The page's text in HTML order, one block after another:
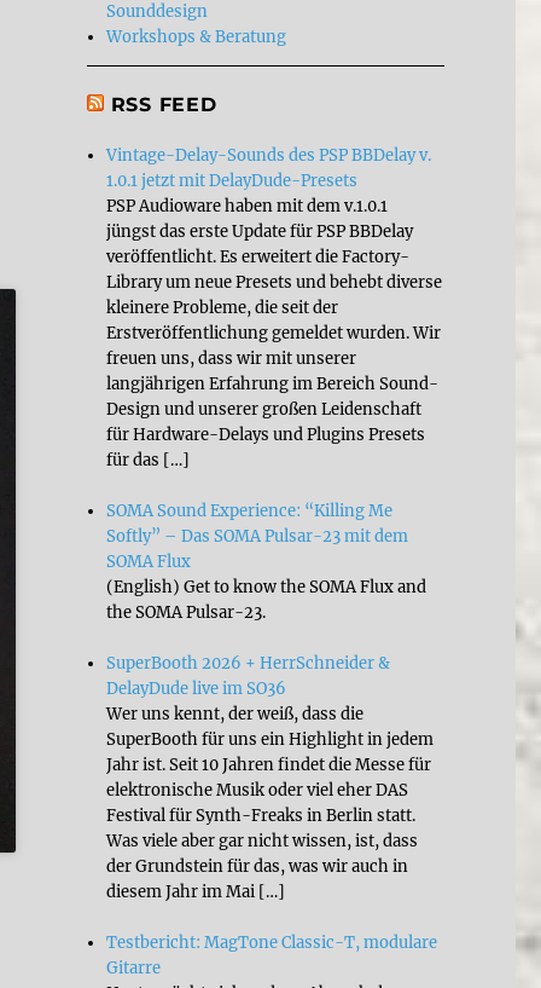
Sounddesign
Workshops & Beratung
RSS FEED
Vintage-Delay-Sounds des PSP BBDelay v.
1.0.1 jetzt mit DelayDude-Presets
PSP Audioware haben mit dem v.1.0.1
jüngst das erste Update für PSP BBDelay
veröffentlicht. Es erweitert die Factory-
Library um neue Presets und behebt diverse
kleinere Probleme, die seit der
Erstveröffentlichung gemeldet wurden. Wir
freuen uns, dass wir mit unserer
langjährigen Erfahrung im Bereich Sound-
Design und unserer großen Leidenschaft
für Hardware-Delays und Plugins Presets
für das […]
SOMA Sound Experience: “Killing Me
Softly” – Das SOMA Pulsar-23 mit dem
SOMA Flux
(English) Get to know the SOMA Flux and
the SOMA Pulsar-23.
SuperBooth 2026 + HerrSchneider &
DelayDude live im SO36
Wer uns kennt, der weiß, dass die
SuperBooth für uns ein Highlight in jedem
Jahr ist. Seit 10 Jahren findet die Messe für
elektronische Musik oder viel eher DAS
Festival für Synth-Freaks in Berlin statt.
Was viele aber gar nicht wissen, ist, dass
der Grundstein für das, was wir auch in
diesem Jahr im Mai […]
Testbericht: MagTone Classic-T, modulare
Gitarre